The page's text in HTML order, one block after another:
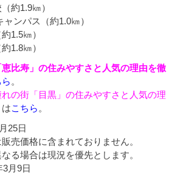
約1.9㎞）
ャンパス（約1.0㎞）
1.5㎞）
1.8㎞）
恵比寿」の住みやすさと人気の理由を徹
。
れの街「目黒」の住みやすさと人気の理
はこちら 。
25日
売価格に含まれておりません。
る場合は現況を優先とします。
月9日